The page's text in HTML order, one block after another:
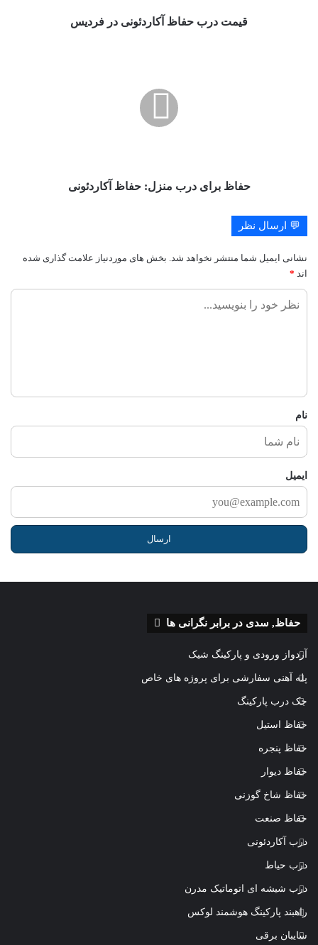
قیمت درب حفاظ آکاردئونی در فردیس
حفاظ برای درب منزل: حفاظ آکاردئونی
💬 ارسال نظر
نشانی ایمیل شما منتشر نخواهد شد. بخش های موردنیاز علامت گذاری شده
اند *
نام
ایمیل
حفاظ, سدی در برابر نگرانی ها
آردواز ورودی و پارکینگ شیک
پله آهنی سفارشی برای پروژه های خاص
جک درب پارکینگ
حفاظ استیل
حفاظ پنجره
حفاظ دیوار
حفاظ شاخ گوزنی
حفاظ صنعت
درب آکاردئونی
درب حیاط
درب شیشه ای اتوماتیک مدرن
راهبند پارکینگ هوشمند لوکس
سایبان برقی